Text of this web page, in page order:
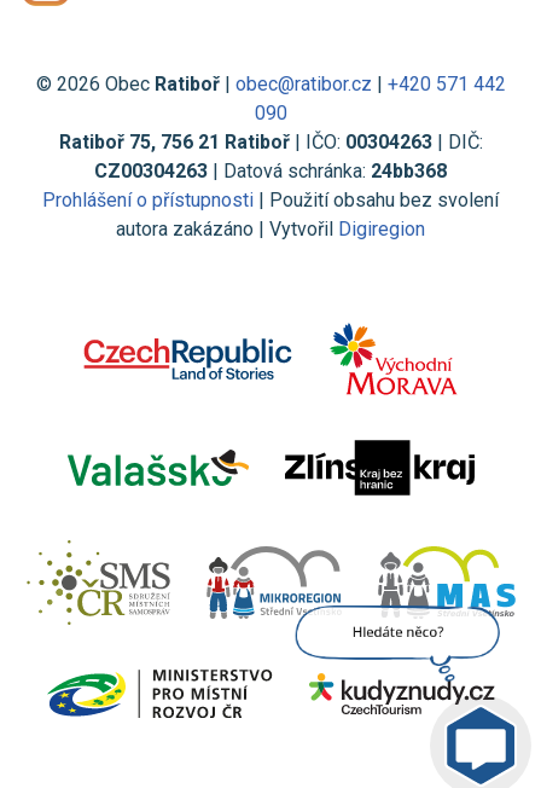
© 2026 Obec Ratiboř| obec@ratibor.cz | +420 571 442
090
Ratiboř 75, 756 21 Ratiboř| IČO: 00304263| DIČ:
CZ00304263 | Datová schránka: 24bb368
Prohlášení o přístupnosti | Použití obsahu bez svolení
autora zakázáno | Vytvořil Digiregion
Jsem umělá inteligence a
nazpaměť.